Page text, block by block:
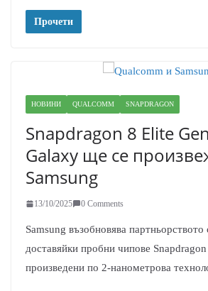
Прочети
НОВИНИ QUALCOMM SNAPDRAGON
Snapdragon 8 Elite
Galaxy ще се
Samsung
13/10/2025 0 Comments
Samsung възобновява
доставяйки пробни чипове
произведени по 2-нанометрова